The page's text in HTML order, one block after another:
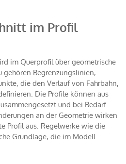
im Profil
im Querprofil über geometrische
gehören Begrenzungslinien,
die den Verlauf von Fahrbahn,
Die Profile können aus
und bei Bedarf
an der Geometrie wirken
Profil aus. Regelwerke wie die
Grundlage, die im Modell